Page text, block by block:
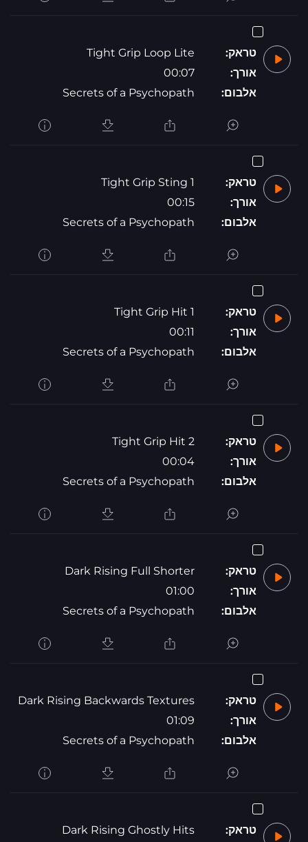
טראק:
Tight Grip Loop Lite
אורך:
00:07
אלבום:
Secrets of a Psychopath
טראק:
Tight Grip Sting 1
אורך:
00:15
אלבום:
Secrets of a Psychopath
טראק:
Tight Grip Hit 1
אורך:
00:11
אלבום:
Secrets of a Psychopath
טראק:
Tight Grip Hit 2
אורך:
00:04
אלבום:
Secrets of a Psychopath
טראק:
Dark Rising Full Shorter
אורך:
01:00
אלבום:
Secrets of a Psychopath
טראק:
Dark Rising Backwards Textures
אורך:
01:09
אלבום:
Secrets of a Psychopath
טראק:
Dark Rising Ghostly Hits